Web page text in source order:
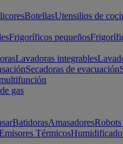
BotellasUtensilios de
Frigoríficos pequeños
Lavadoras integrables
Secadoras de evacuación
gas
BatidorasAmasadores
Térmicos